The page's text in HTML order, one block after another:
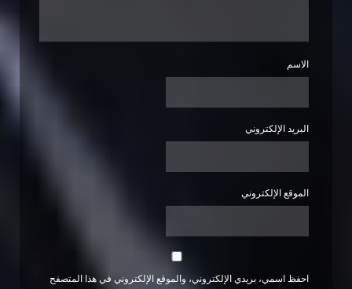
الاسم
البريد الإلكتروني
الموقع الإلكتروني
احفظ اسمي، بريدي الإلكتروني، والموقع الإلكتروني في هذا المتصفح